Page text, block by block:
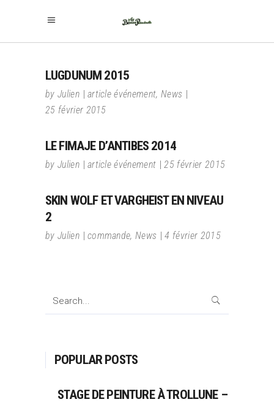
LUGDUNUM 2015
by Julien article événement, News
25 février 2015
LE FIMAJE D’ANTIBES 2014
by Julien article événement 25 février 2015
SKIN WOLF ET VARGHEIST EN NIVEAU
2
by Julien commande,News 4 février 2015
Search
POPULAR POSTS
STAGE DE PEINTURE À TROLLUNE –